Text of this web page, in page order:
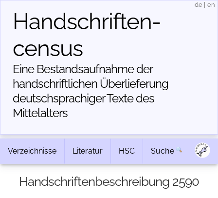
Handschriften­
census
Eine Bestandsaufnahme der
handschriftlichen Über­lieferung
deutschsprachiger Texte des
Mittelalters
de en
Verzeichnisse Literatur HSC Suche
Handschriftenbeschreibung 2590